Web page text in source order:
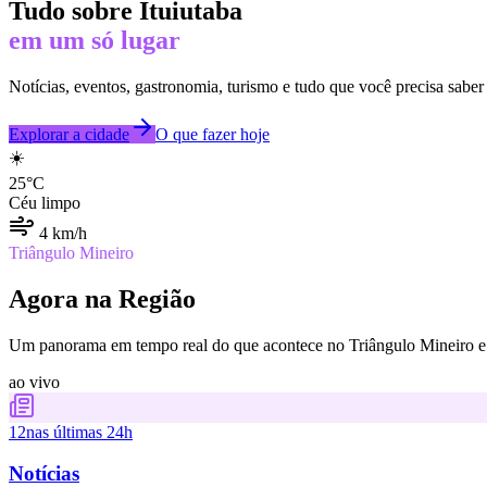
Tudo sobre Ituiutaba
em um só lugar
Notícias, eventos, gastronomia, turismo e tudo que você precisa
Explorar a cidade
O que fazer hoje
☀️
25°C
Céu limpo
4 km/h
Triângulo Mineiro
Agora na Região
Um panorama em tempo real do que acontece no Triângulo Mineiro
ao vivo
12nas últimas 24h
Notícias